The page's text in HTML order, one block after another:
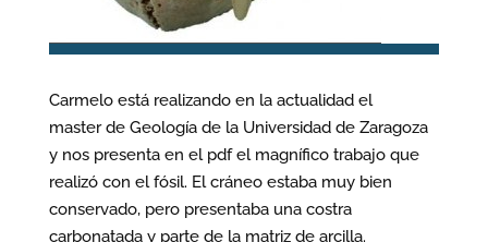
Carmelo está realizando en la actualidad el
master de Geología de la Universidad de Zaragoza
y nos presenta en el pdf el magnífico trabajo que
realizó con el fósil. El cráneo estaba muy bien
conservado, pero presentaba una costra
carbonatada y parte de la matriz de arcilla.